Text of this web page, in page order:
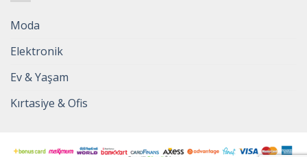
Moda
Elektronik
Ev & Yaşam
Kırtasiye & Ofis